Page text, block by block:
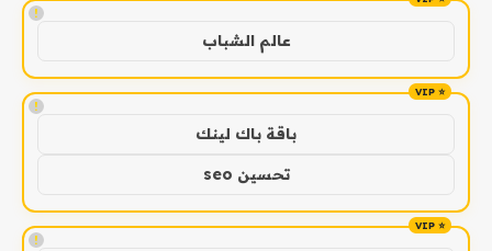
!
عالم الشباب
!
باقة باك لينك
تحسين seo
!